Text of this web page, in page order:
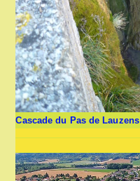
Cascade du Pas de Lauzens